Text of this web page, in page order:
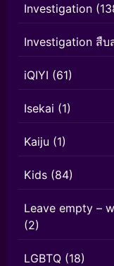
Investigation
Investigation สืบ
iQIYI (61)
Isekai (1)
Kaiju (1)
Kids (84)
Leave empty –
(2)
LGBTQ (18)